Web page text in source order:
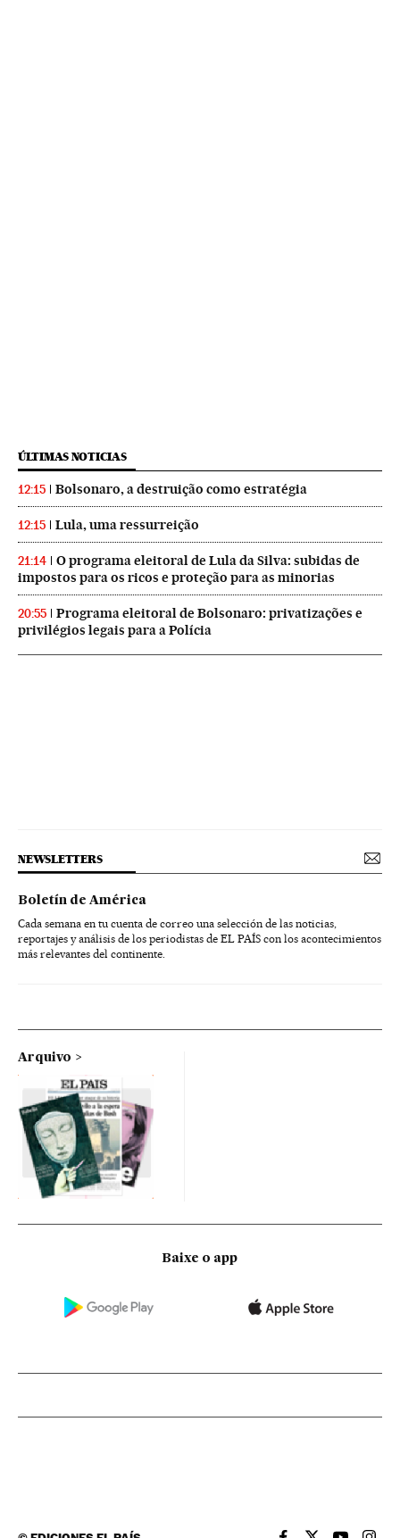
ÚLTIMAS NOTICIAS
12:15 Bolsonaro, a destruição como estratégia
12:15 Lula, uma ressurreição
21:14
O programa eleitoral de Lula da Silva: subidas de
impostos para os ricos e proteção para as minorias
20:55
Programa eleitoral de Bolsonaro: privatizações e
privilégios legais para a Polícia
NEWSLETTERS
Boletín de América
Cada semana en tu cuenta de correo una selección de las noticias,
reportajes y análisis de los periodistas de EL PAÍS con los acontecimientos
más relevantes del continente.
Arquivo
Baixe o app